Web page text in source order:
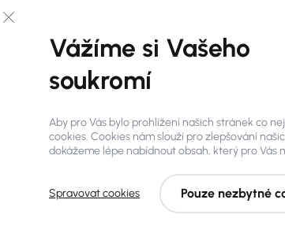
Vážíme si Vašeho
soukromí
Aby pro Vás bylo prohlížení našich stránek co
cookies. Cookies nám slouží pro zlepšování
dokážeme lépe nabídnout obsah, který pro Vás
Spravovat cookies Pouze nezbytné